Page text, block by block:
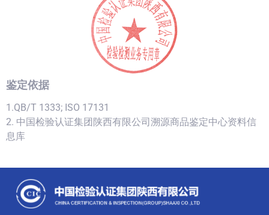
鉴定依据
1.QB/T 1333; ISO 17131
2. 中国检验认证集团陕西有限公司溯源商品鉴定中心资料信
息库